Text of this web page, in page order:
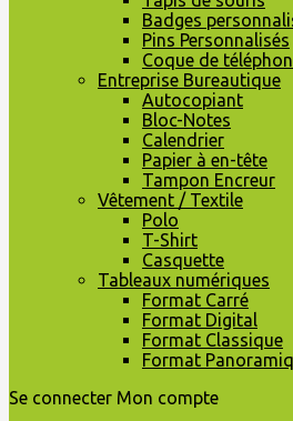
Badges
Pins Personnalisés
Coque de
Entreprise Bureautique
Autocopiant
Bloc-Notes
Calendrier
Papier à en-tête
Tampon Encreur
Vêtement / Textile
Polo
T-Shirt
Casquette
Tableaux numériques
Format Carré
Format Digital
Format Classique
Format
Se connecter Mon compte